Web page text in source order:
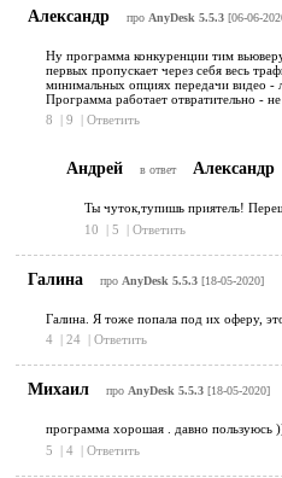
Александр про AnyDesk 5.5.3[06-06-
Ну программа конкуренции тим
первых пропускает через себя весь
минимальных опциях передачи видео -
Программа работает отвратительно - не
8
| 9 | Ответить
Андрей в ответ Александр
Ты чуток,тупишь приятель!
10
| 5 | Ответить
Галина про AnyDesk 5.5.3[18-05-2020]
Галина. Я тоже попала под их оферу,
4 | 24 | Ответить
Михаил про AnyDesk 5.5.3[18-05-2020]
программа хорошая . давно пользуюсь
5
| 4 | Ответить